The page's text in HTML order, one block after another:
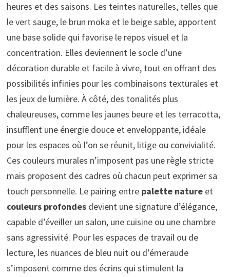
heures et des saisons. Les teintes naturelles, telles que
le vert sauge, le brun moka et le beige sable, apportent
une base solide qui favorise le repos visuel et la
concentration. Elles deviennent le socle d’une
décoration durable et facile à vivre, tout en offrant des
possibilités infinies pour les combinaisons texturales et
les jeux de lumière. À côté, des tonalités plus
chaleureuses, comme les jaunes beure et les terracotta,
insufflent une énergie douce et enveloppante, idéale
pour les espaces où l’on se réunit, litige ou convivialité.
Ces couleurs murales n’imposent pas une règle stricte
mais proposent des cadres où chacun peut exprimer sa
touch personnelle. Le pairing entre palette natureet
couleurs profondesdevient une signature d’élégance,
capable d’éveiller un salon, une cuisine ou une chambre
sans agressivité. Pour les espaces de travail ou de
lecture, les nuances de bleu nuit ou d’émeraude
s’imposent comme des écrins qui stimulent la